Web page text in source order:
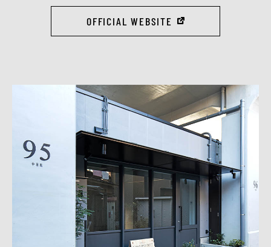
OFFICIAL WEBSITE